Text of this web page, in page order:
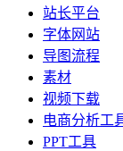
站长平台
字体网站
导图流程
素材
视频下载
电商分析工
PPT工具